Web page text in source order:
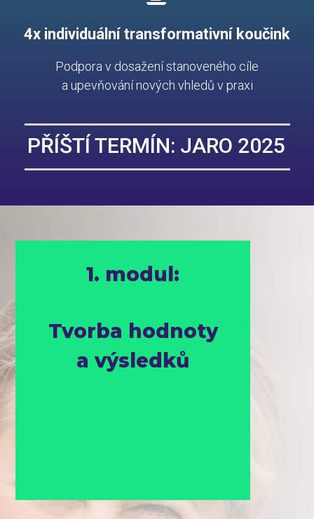
4x individuální transformativní koučink
Podpora v dosažení stanoveného cíle
a upevňování nových vhledů v praxi
PŘÍŠTÍ TERMÍN: JARO 2025
1. modul:
Tvorba hodnoty
a výsledků